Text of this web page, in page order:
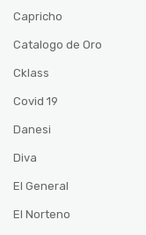
Capricho
Catalogo de Oro
Cklass
Covid 19
Danesi
Diva
El General
El Norteno